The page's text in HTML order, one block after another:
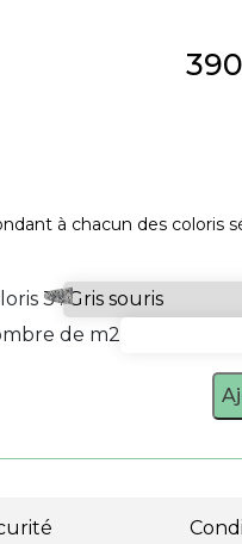
à chacun des coloris
3 :
de m2